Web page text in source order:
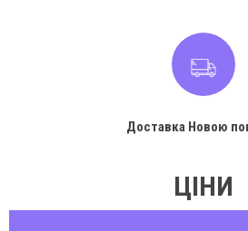
Доставка Новою
ЦІНИ